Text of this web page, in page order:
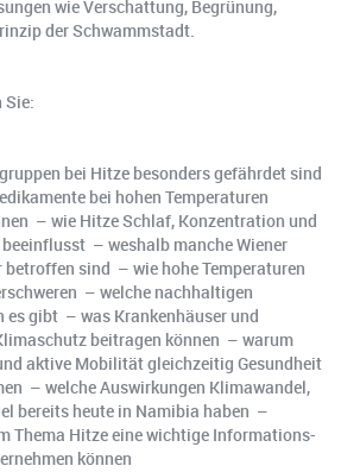
wie Verschattung, Begrünung,
der Schwammstadt.
Sie:
bei Hitze besonders gefährdet sind
bei hohen Temperaturen
– wie Hitze Schlaf, Konzentration und
– weshalb manche Wiener
sind – wie hohe Temperaturen
– welche nachhaltigen
gibt – was Krankenhäuser und
beitragen können – warum
aktive Mobilität gleichzeitig Gesundheit
– welche Auswirkungen Klimawandel,
bereits heute in Namibia haben –
Thema Hitze eine wichtige Informations-
können